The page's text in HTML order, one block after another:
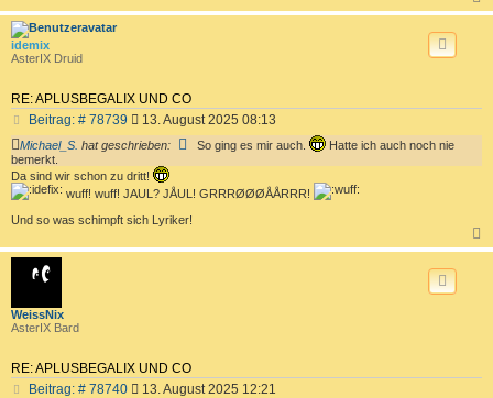
a
idemix
AsterIX Druid
RE: APLUSBEGALIX UND CO
Beitrag: # 78739B
e
i
t
r
a
g
13. August 2025 08:13
Michael_S. hat geschrieben: So ging es mir auch.
Hatte ich auch noch nie
bemerkt.
Da sind wir schon zu dritt!
wuff! wuff! JAUL? JÅUL! GRRRØØØÅÅRRR!
Und so was schimpft sich Lyriker!
a
WeissNix
AsterIX Bard
RE: APLUSBEGALIX UND CO
Beitrag: # 78740B 13. August 2025 12:21